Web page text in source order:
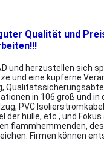
Qualität und
und herzustellen sich
und eine kupferne
in 106 groß und in
PVC
hülle, etc., und
flammhemmenden,
Firmen können